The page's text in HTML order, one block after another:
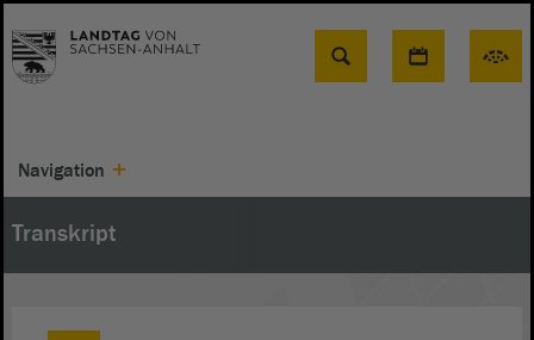
Suche
Navigation
Transkript